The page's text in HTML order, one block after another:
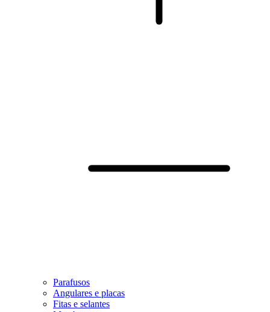
Parafusos
Angulares e placas
Fitas e selantes